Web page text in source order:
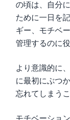
の頃は、自分
ために一日を
ギー、モチベ
管理するのに
より意識的に
に最初にぶつ
忘れてしまう